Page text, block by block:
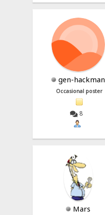
gen-hackman
Occasional poster
8
Mars